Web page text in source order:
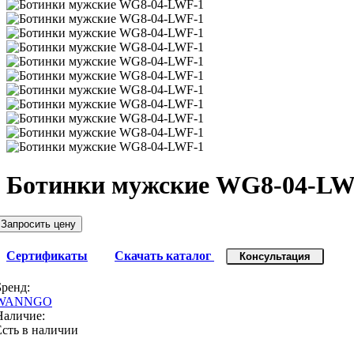
Ботинки мужские WG8-04-
Запросить цену
Сертификаты Скачать каталог Консультация
в наличии